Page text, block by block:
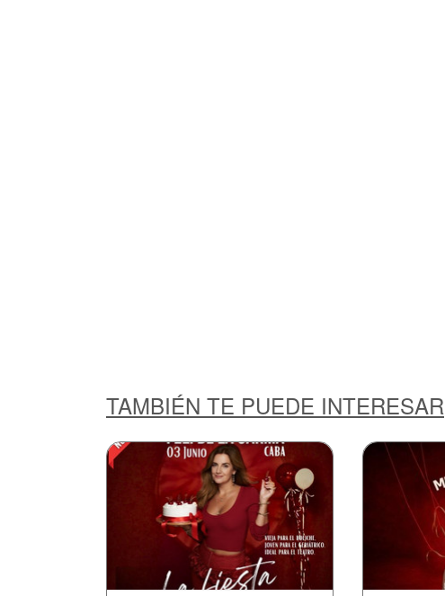
TAMBIÉN TE PUEDE INTERESAR